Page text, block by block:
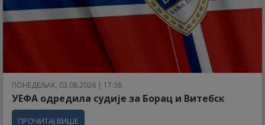
ПОНЕДЕЉАК, 03.08.2026 | 17:38
УЕФА одредила судије за Борац и Витебск
ПРОЧИТАЈ ВИШЕ